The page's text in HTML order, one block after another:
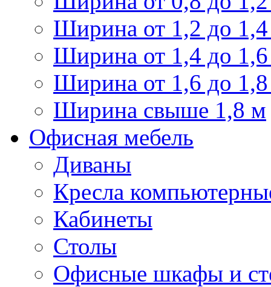
Ширина от 1,2 до
Ширина от 1,4 до
Ширина от 1,6 до
Ширина свыше 1,8 м
Офисная мебель
Диваны
Кресла
Кабинеты
Столы
Офисные шкафы и